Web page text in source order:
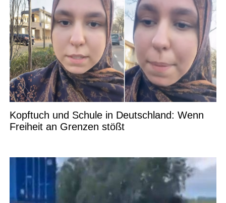
Kopftuch und Schule in Deutschland: Wenn
Freiheit an Grenzen stößt